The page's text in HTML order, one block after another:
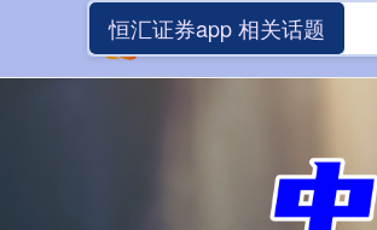
恒汇证券app 相关话题